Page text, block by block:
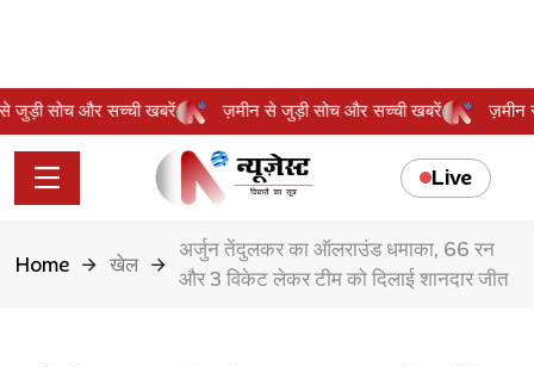
से जुड़ी सोच और सच्ची खबरें ज़मीन से जुड़ी सोच और सच्ची खबरें
Live
Home खेल
अर्जुन तेंदुलकर का ऑलराउंड धमाका, 66 रन
और 3 विकेट लेकर टीम को दिलाई शानदार जीत